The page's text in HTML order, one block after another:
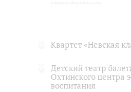
Квартет «Невская
Детский театр
Охтинского центра
воспитания